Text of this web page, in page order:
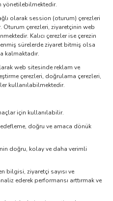
yönetilebilmektedir.
olarak session (oturum) çerezleri
Oturum çerezleri, ziyaretçinin web
Kalıcı çerezler ise çerezin
sürelerde ziyaret bitmiş olsa
kalmaktadır.
web sitesinde reklam ve
çerezleri, doğrulama çerezleri,
kullanılabilmektedir.
için kullanılabilir.
doğru ve amaca dönük
doğru, kolay ve daha verimli
bilgisi, ziyaretçi sayısı ve
ederek performansı arttırmak ve